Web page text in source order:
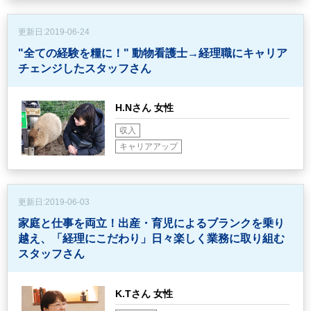
更新日:2019-06-24
"全ての経験を糧に！" 動物看護士→経理職にキャリア
チェンジしたスタッフさん
H.Nさん 女性
収入
キャリアアップ
更新日:2019-06-03
家庭と仕事を両立！出産・育児によるブランクを乗り
越え、
「経理にこだわり」日々楽しく業務に取り組む
スタッフさん
K.Tさん 女性